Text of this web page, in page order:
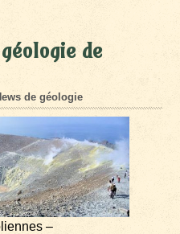
de
de géologie
–